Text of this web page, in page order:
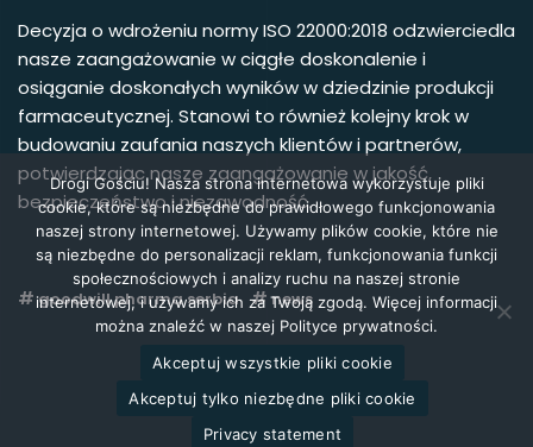
Decyzja o wdrożeniu normy ISO 22000:2018 odzwierciedla
nasze zaangażowanie w ciągłe doskonalenie i
osiąganie doskonałych wyników w dziedzinie produkcji
farmaceutycznej. Stanowi to również kolejny krok w
budowaniu zaufania naszych klientów i partnerów,
potwierdzając nasze zaangażowanie w jakość,
bezpieczeństwo i niezawodność.
goodwill pharma serbia news
Drogi Gościu! Nasza strona internetowa wykorzystuje pliki
cookie, które są niezbędne do prawidłowego funkcjonowania
naszej strony internetowej. Używamy plików cookie, które nie
są niezbędne do personalizacji reklam, funkcjonowania funkcji
społecznościowych i analizy ruchu na naszej stronie
internetowej, i używamy ich za Twoją zgodą. Więcej informacji
można znaleźć w naszej Polityce prywatności.
Akceptuj wszystkie pliki cookie
Akceptuj tylko niezbędne pliki cookie
Privacy statement